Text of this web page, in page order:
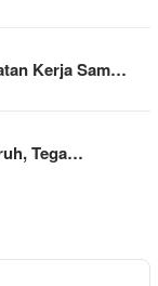
Kerja Sam…
Tega…